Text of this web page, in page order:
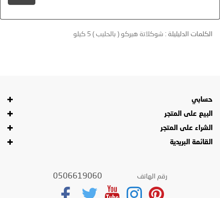
الكلمات الدليليلة : شوكلاتة هيركو ( بالحليب ) 5 كيلو
حسابي
البيع على المتجر
الشراء على المتجر
القائمة البريدية
رقم الهاتف 0506619060